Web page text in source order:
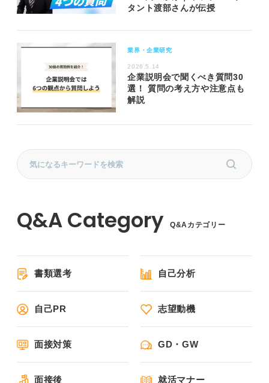
タント渡部さんが伝授
業界・企業研究
2026.5.14
企業説明会で聞くべき質問30
選！ 質問の考え方や注意点も
解説
Q&Aカテゴリー
書類選考 自己分析
自己PR 志望動機
面接対策 GD・GW
面接後 就活マナー